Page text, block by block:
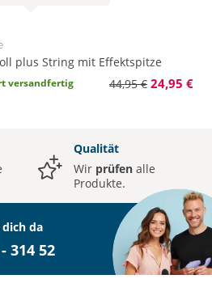
plus String mit Effektspitze
versandfertig 44,95 € 24,95 €
Qualität
Wir prüfen alle
Produkte.
da
314 52